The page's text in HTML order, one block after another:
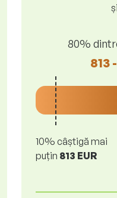
80%
813
10% câștigă mai
puțin 813 EUR